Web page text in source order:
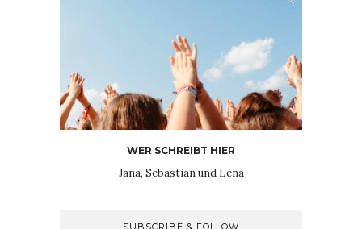
WER SCHREIBT HIER
Jana, Sebastian und Lena
SUBSCRIBE & FOLLOW